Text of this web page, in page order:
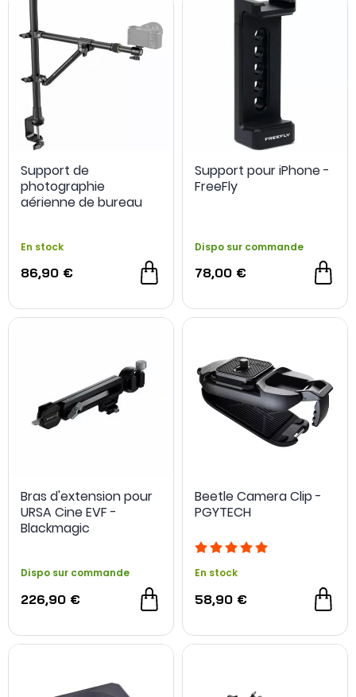
Support de
photographie
aérienne de bureau
SmallRig
En stock
86,90 €
Support pour iPhone -
FreeFly
Dispo sur commande
78,00 €
Bras d'extension pour
URSA Cine EVF -
Blackmagic
Dispo sur commande
226,90 €
Beetle Camera Clip -
PGYTECH
En stock
58,90 €